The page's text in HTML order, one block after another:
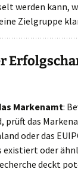
werden kann,
Zielgruppe
Markenamt:
prüft das
oder das
existiert oder
deckt